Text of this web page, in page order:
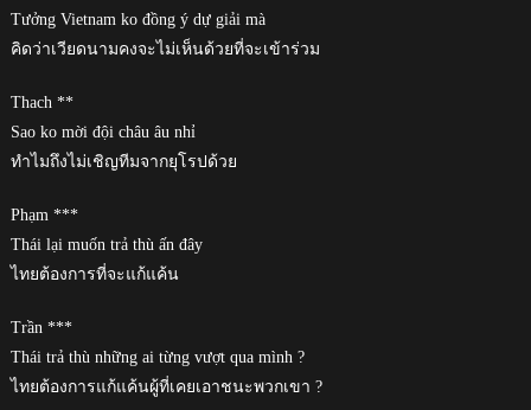
Tưởng Vietnam ko đồng ý dự giải mà
คิดว่าเวียดนามคงจะไม่เห็นด้วยที่จะเข้าร่วม
Thach **
Sao ko mời đội châu âu nhỉ
ทำไมถึงไม่เชิญทีมจากยุโรปด้วย
Phạm ***
Thái lại muốn trả thù ấn đây
ไทยต้องการที่จะแก้แค้น
Trần ***
Thái trả thù những ai từng vượt qua mình ?
ไทยต้องการแก้แค้นผู้ที่เคยเอาชนะพวกเขา ?